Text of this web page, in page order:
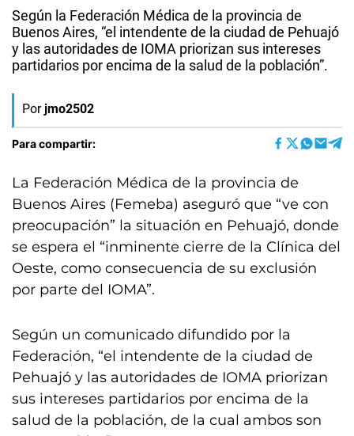
Según la Federación Médica de la provincia de
Buenos Aires, “el intendente de la ciudad de Pehuajó
y las autoridades de IOMA priorizan sus intereses
partidarios por encima de la salud de la población”.
Por jmo2502
Para compartir:
La Federación Médica de la provincia de
Buenos Aires (Femeba) aseguró que “ve con
preocupación” la situación en Pehuajó, donde
se espera el “inminente cierre de la Clínica del
Oeste, como consecuencia de su exclusión
por parte del IOMA”.
Según un comunicado difundido por la
Federación, “el intendente de la ciudad de
Pehuajó y las autoridades de IOMA priorizan
sus intereses partidarios por encima de la
salud de la población, de la cual ambos son